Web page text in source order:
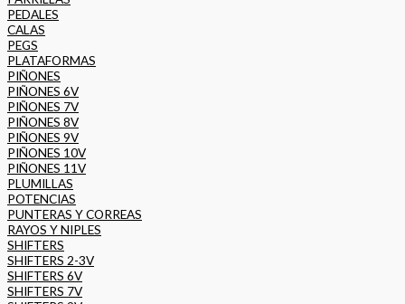
PEDALES
CALAS
PEGS
PLATAFORMAS
PIÑONES
PIÑONES 6V
PIÑONES 7V
PIÑONES 8V
PIÑONES 9V
PIÑONES 10V
PIÑONES 11V
PLUMILLAS
POTENCIAS
PUNTERAS Y CORREAS
RAYOS Y NIPLES
SHIFTERS
SHIFTERS 2-3V
SHIFTERS 6V
SHIFTERS 7V